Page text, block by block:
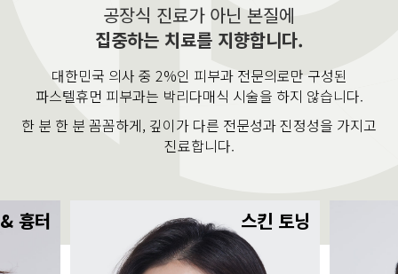
공장식 진료가 아닌 본질에
집중하는 치료를 지향합니다.
대한민국 의사 중 2%인 피부과 전문의로만 구성된
파스텔휴먼 피부과는 박리다매식 시술을 하지 않습니다.
한 분 한 분 꼼꼼하게, 깊이가 다른 전문성과 진정성을 가지고
진료합니다.
흉터 스킨 토닝